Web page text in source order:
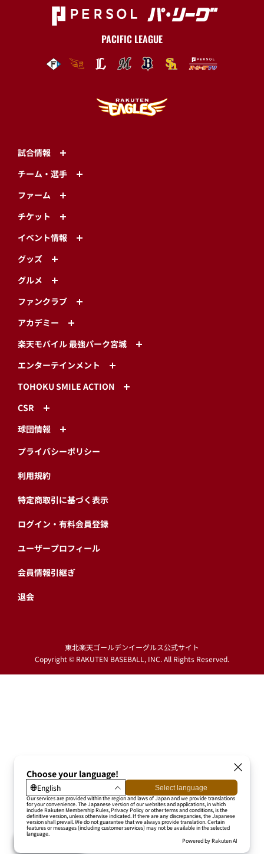
PACIFIC LEAGUE
試合情報
チーム・選手
ファーム
チケット
イベント情報
グッズ
グルメ
ファンクラブ
アカデミー
楽天モバイル 最強パーク宮城
エンターテインメント
TOHOKU SMILE ACTION
CSR
球団情報
プライバシーポリシー
利用規約
特定商取引に基づく表示
ログイン・有料会員登録
ユーザープロフィール
会員情報引継ぎ
退会
東北楽天ゴールデンイーグルス公式サイト
Copyright © RAKUTEN BASEBALL, INC. All Rights Reserved.